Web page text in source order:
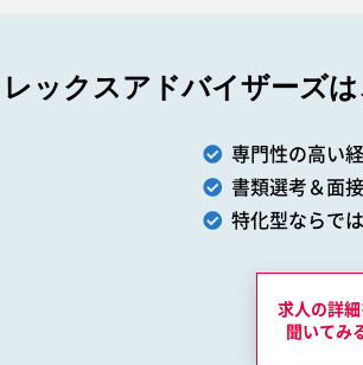
レックスアドバイザーズ
専門性の高い
書類選考＆面
特化型ならで
求人の詳
聞いてみ